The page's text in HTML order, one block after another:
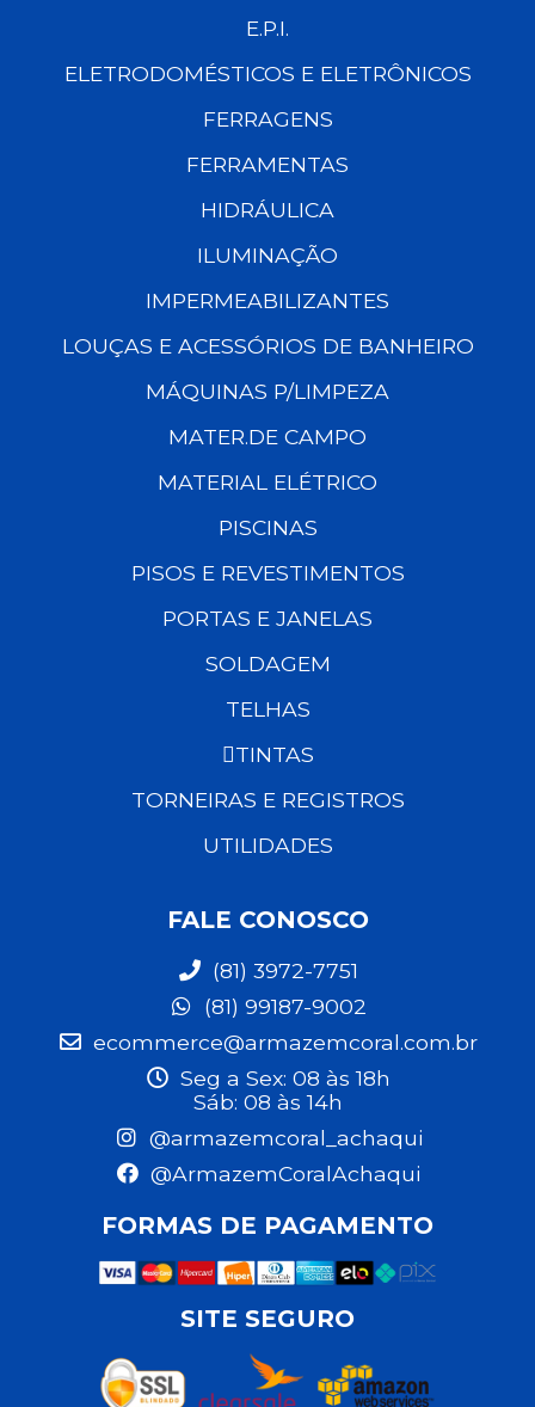
E.P.I.
ELETRODOMÉSTICOS E ELETRÔNICOS
FERRAGENS
FERRAMENTAS
HIDRÁULICA
ILUMINAÇÃO
IMPERMEABILIZANTES
LOUÇAS E ACESSÓRIOS DE BANHEIRO
MÁQUINAS P/LIMPEZA
MATER.DE CAMPO
MATERIAL ELÉTRICO
PISCINAS
PISOS E REVESTIMENTOS
PORTAS E JANELAS
SOLDAGEM
TELHAS
TINTAS
TORNEIRAS E REGISTROS
UTILIDADES
FALE CONOSCO
(81) 3972-7751
(81) 99187-9002
ecommerce@armazemcoral.com.br
Seg a Sex: 08 às 18h
Sáb: 08 às 14h
@armazemcoral_achaqui
@ArmazemCoralAchaqui
FORMAS DE PAGAMENTO
SITE SEGURO